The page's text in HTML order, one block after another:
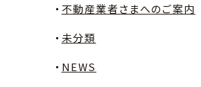
不動産業者さまへのご案内
未分類
NEWS